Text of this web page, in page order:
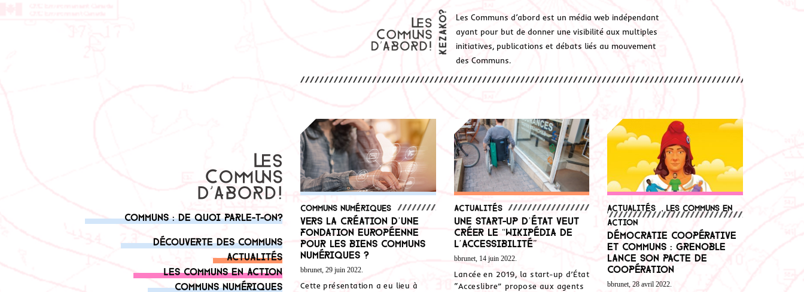
Les Communs d’abord est un média web indépendant
ayant pour but de donner une visibilité aux multiples
initiatives, publications et débats liés au mouvement
des Communs.
Communs : de quoi parle-t-on?
Découverte des communs
Actualités
Les communs en action
Communs numériques
Communs numériques
Vers la création d’une
fondation européenne
pour les biens communs
numériques ?
bbrunet, 29 juin 2022.
Cette présentation a eu lieu à
Actualités
Une start-up d’État veut
créer le “Wikipédia de
l’accessibilité”
bbrunet, 14 juin 2022.
Lancée en 2019, la start-up d’État
“Acceslibre” propose aux agents
Actualités
Les communs en
action
Démocratie coopérative
et communs : Grenoble
lance son pacte de
coopération
bbrunet, 28 avril 2022.